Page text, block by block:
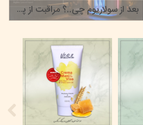
بعد از سولاریوم چی..؟ مراقبت از پوست برنزه